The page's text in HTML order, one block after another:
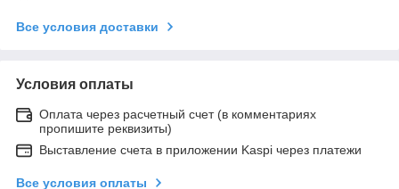
Все условия доставки
Условия оплаты
Оплата через расчетный счет (в комментариях
пропишите реквизиты)
Выставление счета в приложении Kaspi через платежи
Все условия оплаты